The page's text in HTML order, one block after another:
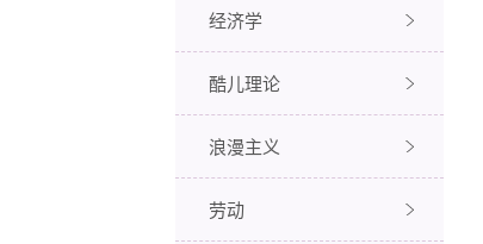
经济学
酷儿理论
浪漫主义
劳动